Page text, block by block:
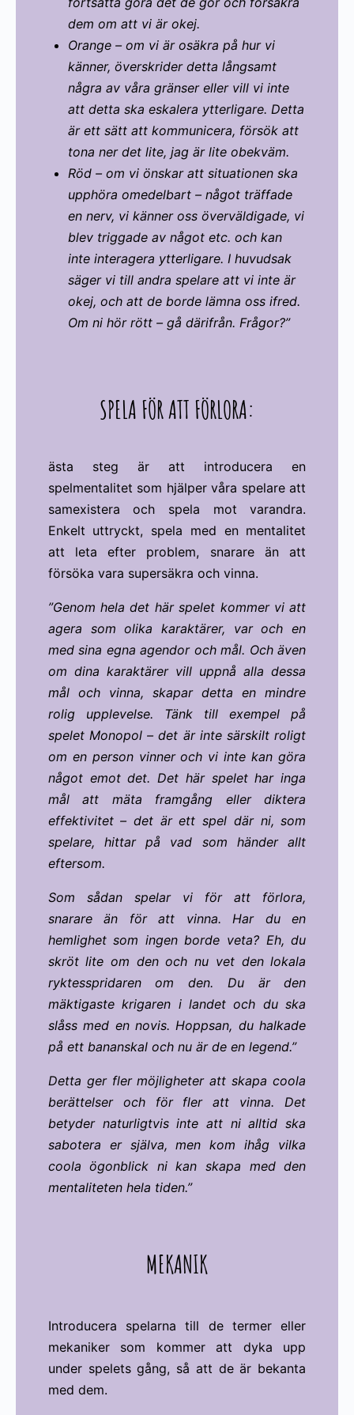
dem om att vi är okej.
Orange – om vi är osäkra på hur vi
känner, överskrider detta långsamt
några av våra gränser eller vill vi inte
att detta ska eskalera ytterligare. Detta
är ett sätt att kommunicera, försök att
tona ner det lite, jag är lite obekväm.
Röd – om vi önskar att situationen ska
upphöra omedelbart – något träffade
en nerv, vi känner oss överväldigade, vi
blev triggade av något etc. och kan
inte interagera ytterligare. I huvudsak
säger vi till andra spelare att vi inte är
okej, och att de borde lämna oss ifred.
Om ni hör rött – gå därifrån. Frågor?”
SPELA FÖR ATT FÖRLORA:
ästa steg är att introducera en
spelmentalitet som hjälper våra spelare att
samexistera och spela mot varandra.
Enkelt uttryckt, spela med en mentalitet
att leta efter problem, snarare än att
försöka vara supersäkra och vinna.
”Genom hela det här spelet kommer vi att
agera som olika karaktärer, var och en
med sina egna agendor och mål. Och även
om dina karaktärer vill uppnå alla dessa
mål och vinna, skapar detta en mindre
rolig upplevelse. Tänk till exempel på
spelet Monopol – det är inte särskilt roligt
om en person vinner och vi inte kan göra
något emot det. Det här spelet har inga
mål att mäta framgång eller diktera
effektivitet – det är ett spel där ni, som
spelare, hittar på vad som händer allt
eftersom.
Som sådan spelar vi för att förlora,
snarare än för att vinna. Har du en
hemlighet som ingen borde veta? Eh, du
skröt lite om den och nu vet den lokala
ryktesspridaren om den. Du är den
mäktigaste krigaren i landet och du ska
slåss med en novis. Hoppsan, du halkade
på ett bananskal och nu är de en legend.”
Detta ger fler möjligheter att skapa coola
berättelser och för fler att vinna. Det
betyder naturligtvis inte att ni alltid ska
sabotera er själva, men kom ihåg vilka
coola ögonblick ni kan skapa med den
mentaliteten hela tiden.”
MEKANIK
Introducera spelarna till de termer eller
mekaniker som kommer att dyka upp
under spelets gång, så att de är bekanta
med dem.